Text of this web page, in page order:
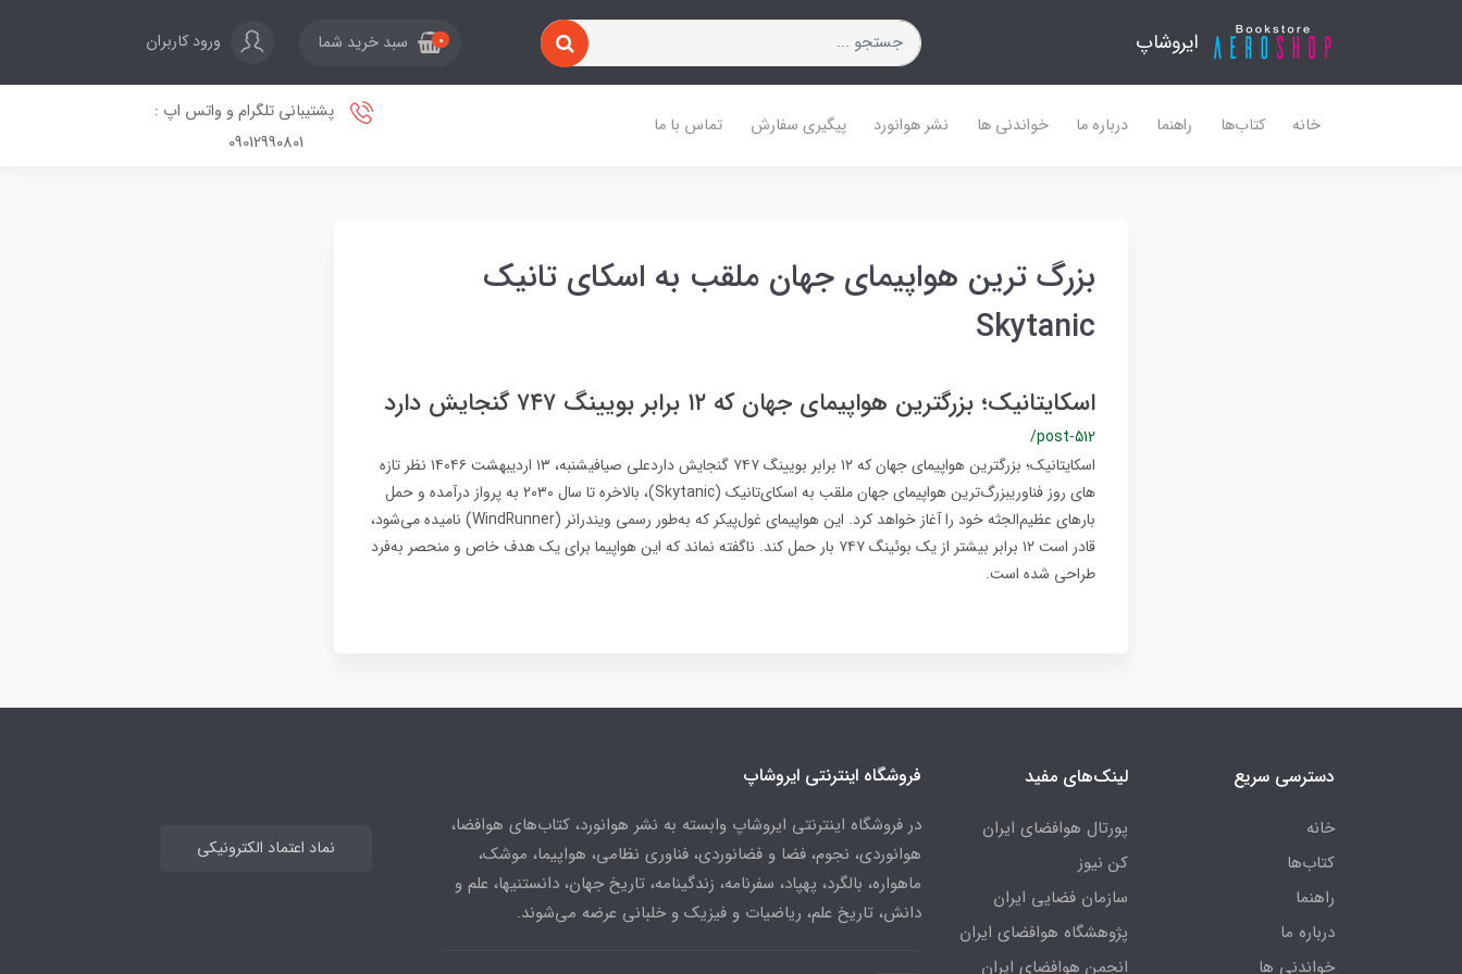
ایروشاپ 0 سبد خرید شما ورود کاربران
خانه کتاب‌ها راهنما درباره ما خواندنی ها نشر هوانورد پیگیری سفارش تماس با ما
پشتیبانی تلگرام و واتس اپ :
09012990801
بزرگ ترین هواپیمای جهان ملقب به اسکای تانیک
Skytanic
اسکایتانیک؛ بزرگترین هواپیمای جهان که ۱۲ برابر بویینگ ۷۴۷ گنجایش دارد
/post-512
اسکایتانیک؛ بزرگترین هواپیمای جهان که ۱۲ برابر بویینگ ۷۴۷ گنجایش داردعلی صیافیشنبه، ۱۳ اردیبهشت ۱۴۰۴۶ نظر تازه
های روز فناوریبزرگ‌ترین هواپیمای جهان ملقب به اسکای‌تانیک (Skytanic)، بالاخره تا سال ۲۰۳۰ به پرواز درآمده و حمل
بارهای عظیم‌الجثه خود را آغاز خواهد کرد. این هواپیمای غول‌پیکر که به‌طور رسمی ویندرانر (WindRunner) نامیده می‌شود،
قادر است ۱۲ برابر بیشتر از یک بوئینگ ۷۴۷ بار حمل کند. ناگفته نماند که این هواپیما برای یک هدف خاص و منحصر به‌فرد
طراحی شده است.
دسترسی سریع
خانه
کتاب‌ها
راهنما
درباره ما
خواندنی ها
لینک‌های مفید
پورتال هوافضای ایران
کن نیوز
سازمان فضایی ایران
پژوهشگاه هوافضای ایران
انجمن هوافضای ایران
فروشگاه اینترنتی ایروشاپ
در فروشگاه اینترنتی ایروشاپ وابسته به نشر هوانورد، کتاب‌های هوافضا،
هوانوردی، نجوم، فضا و فضانوردی، فناوری نظامی، هواپیما، موشک،
ماهواره، بالگرد، پهپاد، سفرنامه، زندگینامه، تاریخ جهان، دانستنیها، علم و
دانش، تاریخ علم، ریاضیات و فیزیک و خلبانی عرضه می‌شوند.
نماد اعتماد الکترونیکی